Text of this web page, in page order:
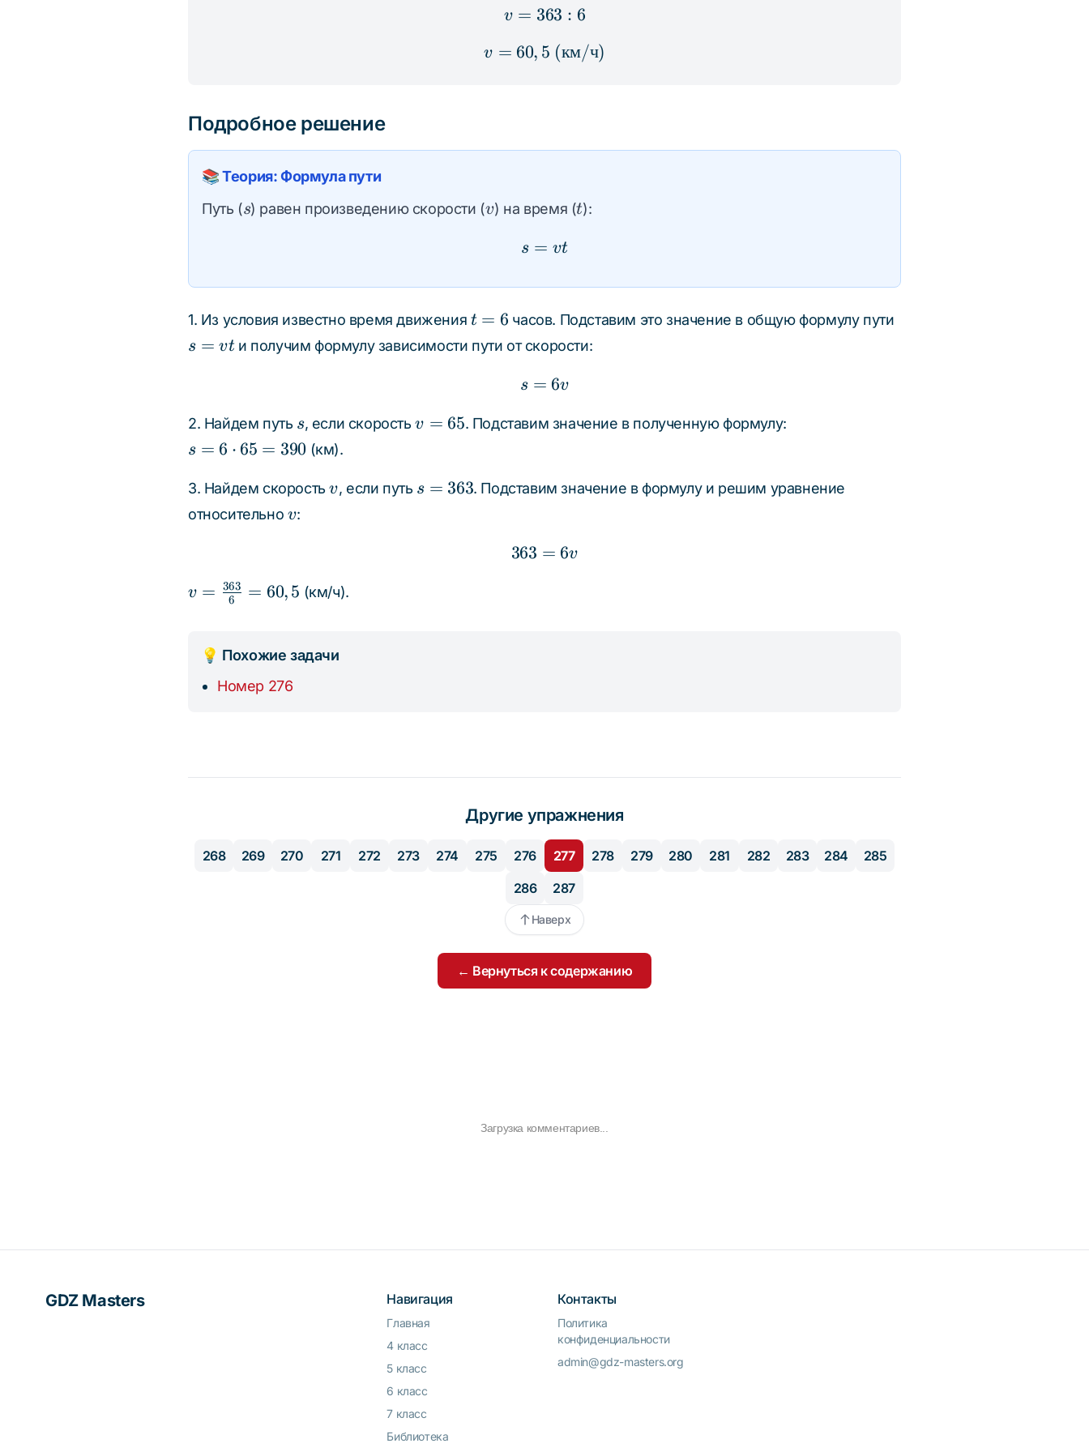
v = 363 : 6
v = 363 : 6
v = 60,5 \; (\text{км/ч})
v = 60, 5 (км/ч)
Подробное решение
📚 Теория: Формула пути
Путь (s
s) равен произведению скорости (v
v) на время (t
t):
s = vt
s = vt
1. Из условия известно время движения t
=
t = 6 часов. Подставим это значение в общую формулу пути
s = vtи получим формулу зависимости пути от скорости:
s = 6v
s = 6v
2. Найдем путь s
s, если скоростьv
v = 65. Подставим значение в полученную формулу:
s = 6
65 =
390
s = 6 ⋅ 65 = 390(км).
3. Найдем скоростьv
v, если путь s =
s = 363. Подставим значение в формулу и решим уравнение
относительно v
v:
363 = 6v
363 = 6v
v =
\frac{363}
v = 6
363 = 60,5 (км/ч).
💡 Похожие задачи
Номер 276
Другие упражнения
268 269 270 271 272 273 274 275 276 277 278 279 280 281 282 283 284
285
286
287
Наверх
← Вернуться к содержанию
Загрузка комментариев...
GDZ Masters Навигация
Главная
4 класс
5 класс
6 класс
7 класс
Библиотека
Контакты
Политика
конфиденциальности
admin@gdz-masters.org